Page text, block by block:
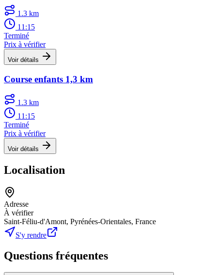
1.3 km
11:15
Terminé
Prix à vérifier
Voir détails
Course enfants 1,3 km
1.3 km
11:15
Terminé
Prix à vérifier
Voir détails
Localisation
Adresse
À vérifier
Saint-Féliu-d'Amont, Pyrénées-Orientales, France
S'y rendre
Questions fréquentes